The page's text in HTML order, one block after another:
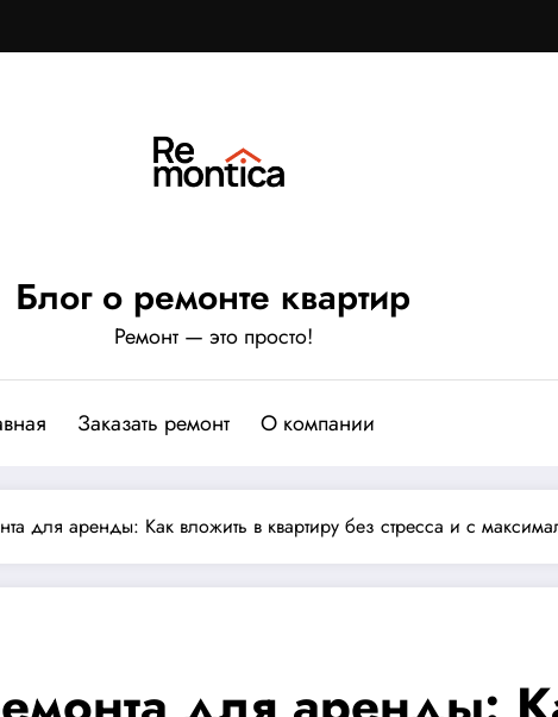
Блог о ремонте квартир
Ремонт — это просто!
Заказать ремонт О компании
для аренды: Как вложить в квартиру без стресса и с